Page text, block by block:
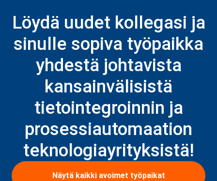
Löydä uudet kollegasi ja
sinulle sopiva työpaikka
yhdestä johtavista
kansainvälisistä
tietointegroinnin ja
prosessiautomaation
teknologiayrityksistä!
Näytä kaikki avoimet työpaikat